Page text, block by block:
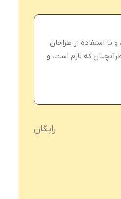
با استفاده از طراحان
که لازم است، و
رایگان